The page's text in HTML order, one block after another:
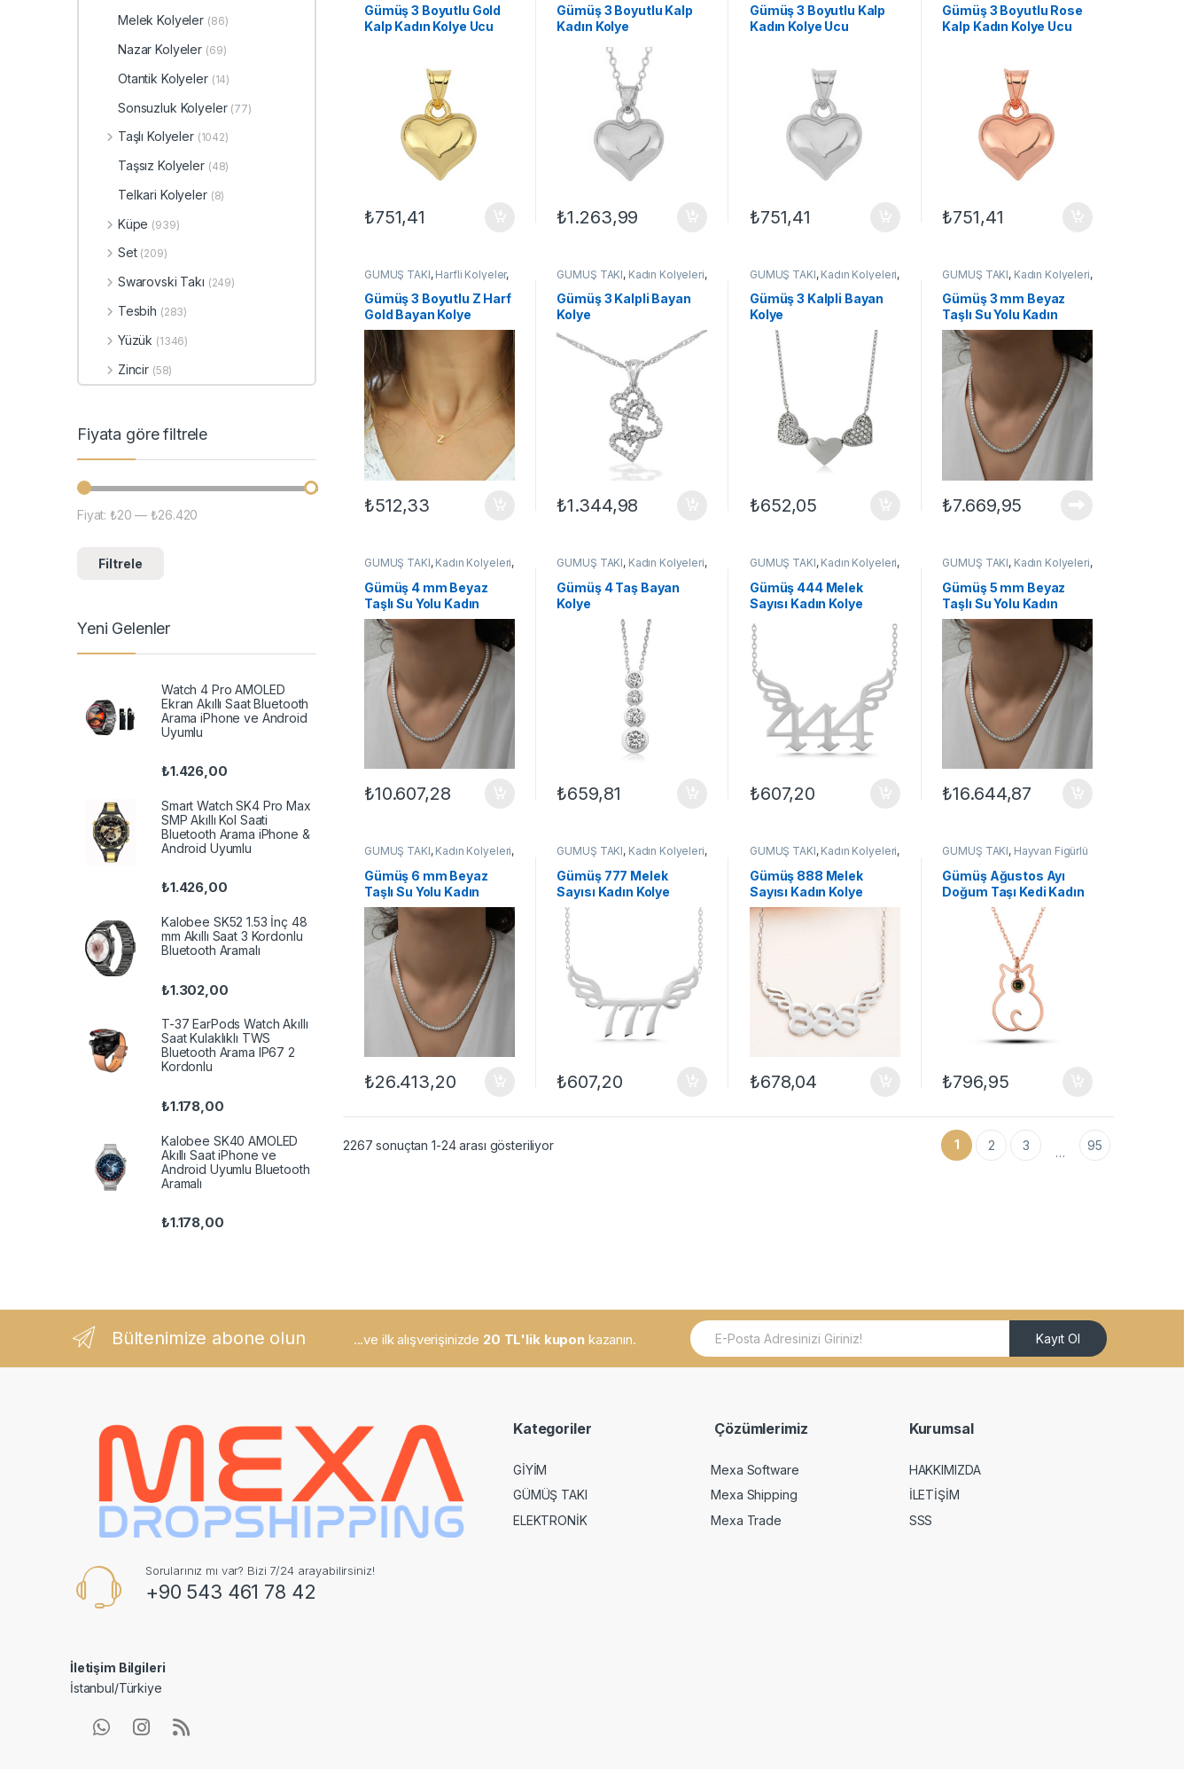
Gümüş 3 Boyutlu Gold
Kalp Kadın Kolye Ucu
₺751,41
Gümüş 3 Boyutlu Kalp
Kadın Kolye
₺1.263,99
Gümüş 3 Boyutlu Kalp
Kadın Kolye Ucu
₺751,41
Gümüş 3 Boyutlu Rose
Kalp Kadın Kolye Ucu
₺751,41
GÜMÜŞ TAKI, Harfli Kolyeler,
Kolyeler
Gümüş 3 Boyutlu Z Harf
Gold Bayan Kolye
₺512,33
GÜMÜŞ TAKI, Kadın Kolyeleri,
Gümüş 3 Kalpli Bayan
Kolye
₺1.344,98
GÜMÜŞ TAKI, Kadın Kolyeleri,
Gümüş 3 Kalpli Bayan
Kolye
₺652,05
GÜMÜŞ TAKI, Kadın Kolyeleri,
Kolyeler
Gümüş 3 mm Beyaz
Taşlı Su Yolu Kadın
Kolye
₺7.669,95
GÜMÜŞ TAKI, Kadın Kolyeleri,
Su Yolu Kolyeler ,Taşlı
Kolyeler
Gümüş 4 mm Beyaz
Taşlı Su Yolu Kadın
Kolye
₺10.607,28
GÜMÜŞ TAKI, Kadın Kolyeleri,
Taşlı Kolyeler
Tek Taş
Kolyeler
Gümüş 4 Taş Bayan
Kolye
₺659,81
GÜMÜŞ TAKI, Kadın Kolyeleri,
Melek Kolyeler
Gümüş 444 Melek
Sayısı Kadın Kolye
₺607,20
GÜMÜŞ TAKI, Kadın Kolyeleri,
Su Yolu Kolyeler ,Taşlı
Kolyeler
Gümüş 5 mm Beyaz
Taşlı Su Yolu Kadın
Kolye
₺16.644,87
GÜMÜŞ TAKI, Kadın Kolyeleri,
Su Yolu Kolyeler ,Taşlı
Kolyeler
Gümüş 6 mm Beyaz
Taşlı Su Yolu Kadın
Kolye
₺26.413,20
GÜMÜŞ TAKI, Kadın Kolyeleri,
Melek Kolyeler
Gümüş 777 Melek
Sayısı Kadın Kolye
₺607,20
GÜMÜŞ TAKI, Kadın Kolyeleri,
Melek Kolyeler
Gümüş 888 Melek
Sayısı Kadın Kolye
₺678,04
GÜMÜŞ TAKI, Hayvan Figürlü
Kolyeler
Kadın Kolyeleri,
Kedili Kolyeler,Kolye
Gümüş Ağustos Ayı
Doğum Taşı Kedi Kadın
₺796,95
2267 sonuçtan 1-24 arası gösteriliyor 1 2 3 … 95
Melek Kolyeler (86)
Nazar Kolyeler (69)
Otantik Kolyeler (14)
Sonsuzluk Kolyeler (77)
Taşlı Kolyeler (1042)
Taşsız Kolyeler (48)
Telkari Kolyeler (8)
Küpe (939)
Set (209)
Swarovski Takı (249)
Tesbih (283)
Yüzük (1346)
Zincir (58)
Fiyata göre filtrele
En düşük fiyat
En yüksek fiyat
Filtrele
Fiyat:₺20 —₺26.420
Yeni Gelenler
Watch 4 Pro AMOLED
Ekran Akıllı Saat Bluetooth
Arama iPhone ve Android
Uyumlu
₺1.426,00
Smart Watch SK4 Pro Max
SMP Akıllı Kol Saati
Bluetooth Arama iPhone &
Android Uyumlu
₺1.426,00
Kalobee SK52 1.53 İnç 48
mm Akıllı Saat 3 Kordonlu
Bluetooth Aramalı
₺1.302,00
T-37 EarPods Watch Akıllı
Saat Kulaklıklı TWS
Bluetooth Arama IP67 2
Kordonlu
₺1.178,00
Kalobee SK40 AMOLED
Akıllı Saat iPhone ve
Android Uyumlu Bluetooth
Aramalı
₺1.178,00
Bültenimize abone olun ...ve ilk alışverişinizde 20 TL'lik kuponkazanın.
E
m
Kayıt Ol
Sorularınız mı var? Bizi 7/24 arayabilirsiniz!
+90 543 461 78 42
İletişim Bilgileri
İstanbul/Türkiye
Kategoriler
GİYİM
GÜMÜŞ TAKI
ELEKTRONİK
Çözümlerimiz
Mexa Software
Mexa Shipping
Mexa Trade
Kurumsal
HAKKIMIZDA
İLETİŞİM
SSS